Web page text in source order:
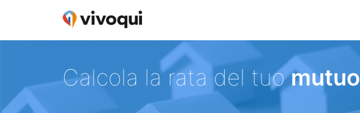
Calcola la rata del tuomutuo